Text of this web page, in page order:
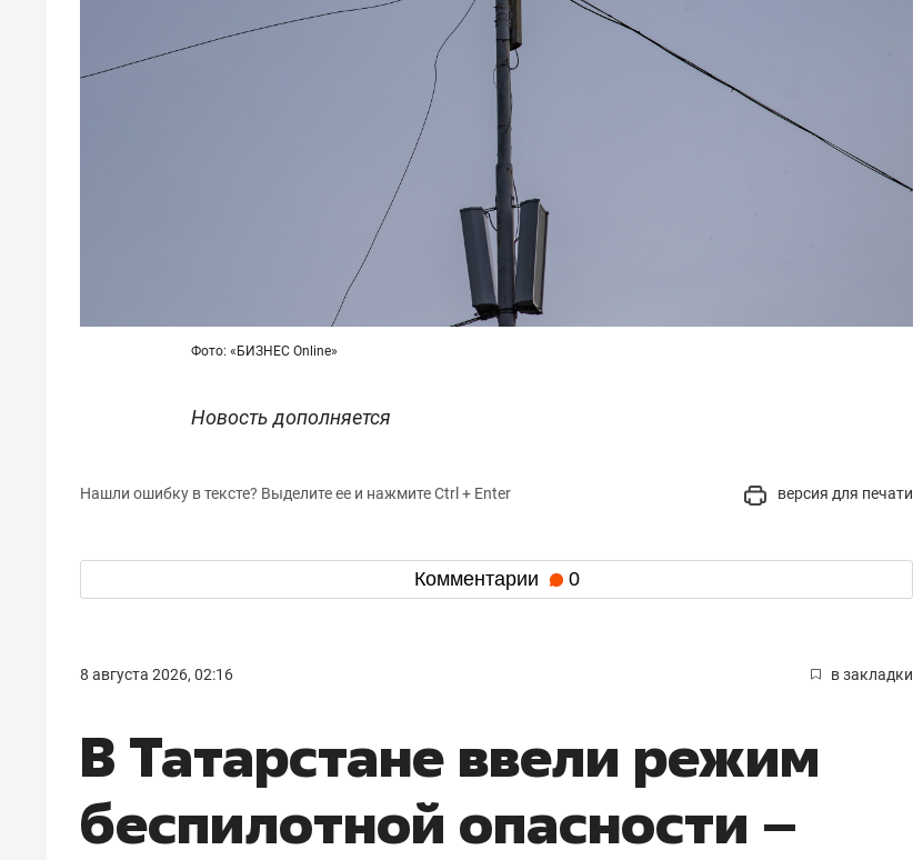
Фото: «БИЗНЕС Online»
Новость дополняется
Нашли ошибку в тексте? Выделите ее и нажмите Ctrl + Enter версия для печати
Комментарии 0
8 августа 2026, 02:16 в закладки
В Татарстане ввели режим
беспилотной опасности –